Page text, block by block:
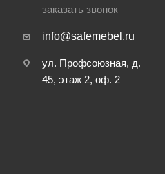
заказать звонок
info@safemebel.ru
ул. Профсоюзная, д.
45, этаж 2, оф. 2